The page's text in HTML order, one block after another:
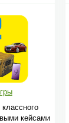
кейсами